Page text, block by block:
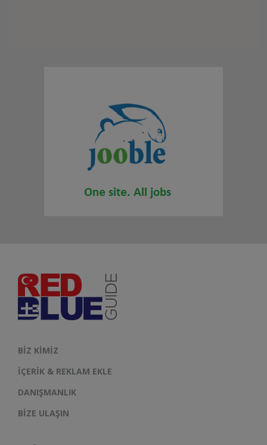
BIZ KIMIZ
İÇERIK & REKLAM EKLE
DANIŞMANLIK
BIZE ULAŞIN